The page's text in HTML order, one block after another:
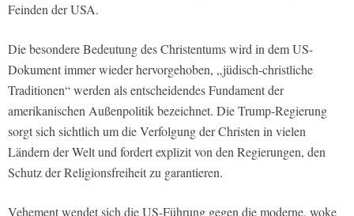
Feinden der USA.
Die besondere Bedeutung des Christentums wird in dem US-
Dokument immer wieder hervorgehoben, „jüdisch-christliche
Traditionen“ werden als entscheidendes Fundament der
amerikanischen Außenpolitik bezeichnet. Die Trump-Regierung
sorgt sich sichtlich um die Verfolgung der Christen in vielen
Ländern der Welt und fordert explizit von den Regierungen, den
Schutz der Religionsfreiheit zu garantieren.
Vehement wendet sich die US-Führung gegen die moderne, woke